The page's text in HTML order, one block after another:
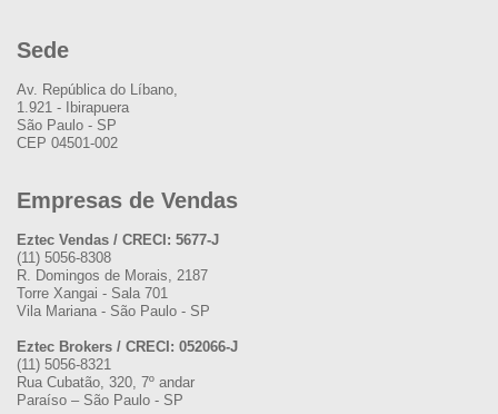
Sede
Av. República do Líbano,
1.921 - Ibirapuera
São Paulo - SP
CEP 04501-002
Empresas de Vendas
Eztec Vendas / CRECI: 5677-J
(11) 5056-8308
R. Domingos de Morais, 2187
Torre Xangai - Sala 701
Vila Mariana - São Paulo - SP
Eztec Brokers / CRECI: 052066-J
(11) 5056-8321
Rua Cubatão, 320, 7º andar
Paraíso – São Paulo - SP